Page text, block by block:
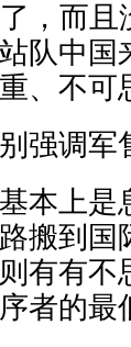
，而
队中
、不可
强调军
本上
搬到
有有
者的最